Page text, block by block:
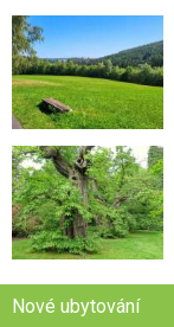
Nové ubytování